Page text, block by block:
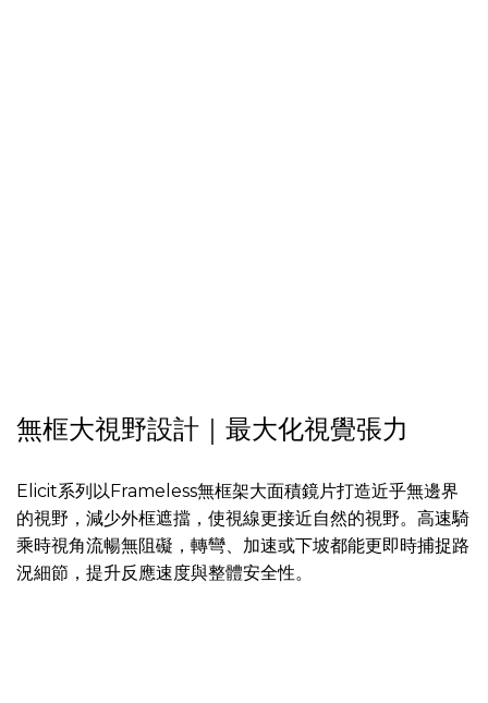
無框大視野設計｜最大化視覺張力
Elicit系列以Frameless無框架大面積鏡片打造近乎無邊界
的視野，減少外框遮擋，使視線更接近自然的視野。高速騎
乘時視角流暢無阻礙，轉彎、加速或下坡都能更即時捕捉路
況細節，提升反應速度與整體安全性。